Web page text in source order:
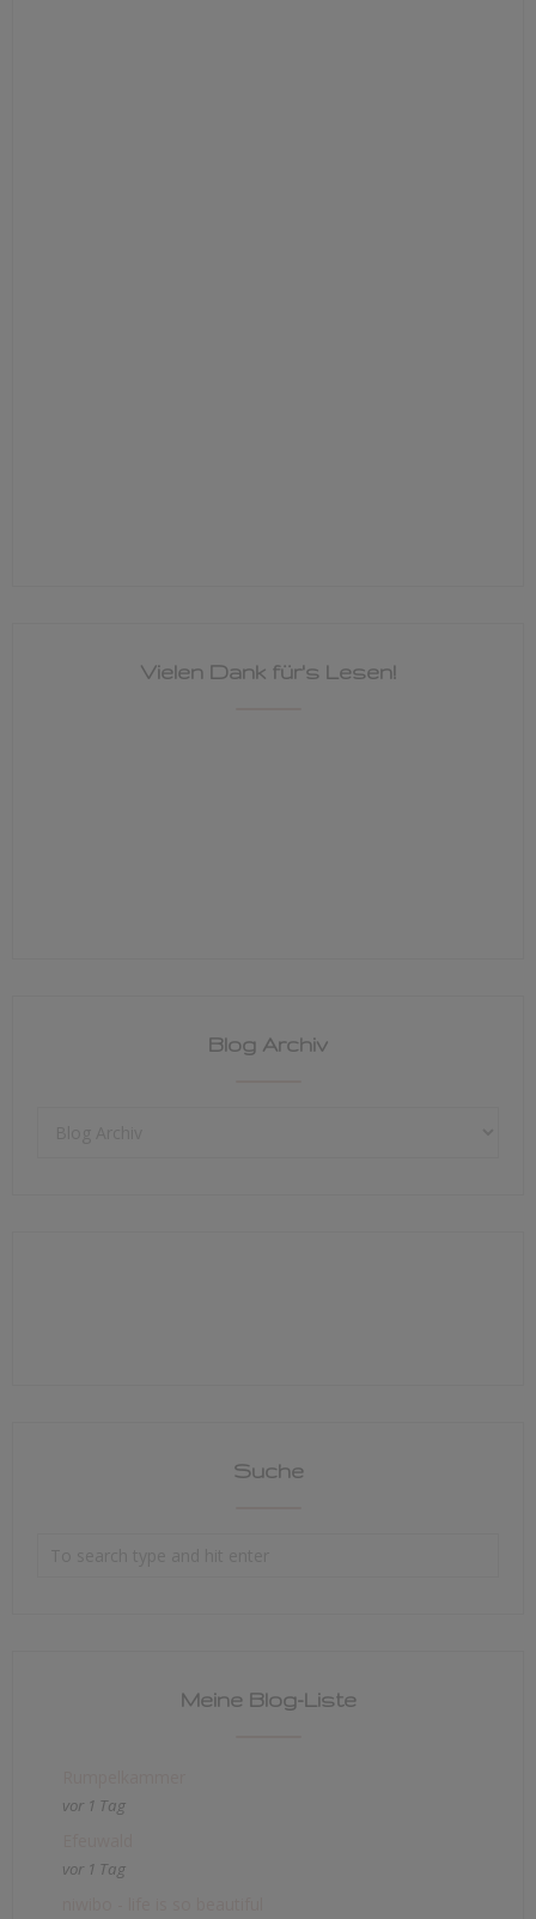
Vielen Dank für's Lesen!
Blog Archiv
Suche
Meine Blog-Liste
vor 1 Tag
vor 1 Tag